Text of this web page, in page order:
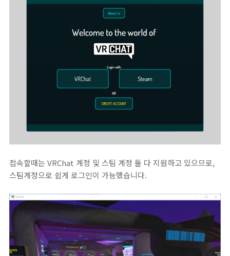
접속할때는 VRChat 계정 및 스팀 계정 둘 다 지원하고 있으므로,
스팀계정으로 쉽게 로그인이 가능했습니다.